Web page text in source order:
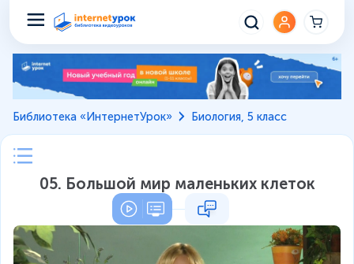
Библиотека «ИнтернетУрок» Биология, 5 класс
05. Большой мир маленьких клеток